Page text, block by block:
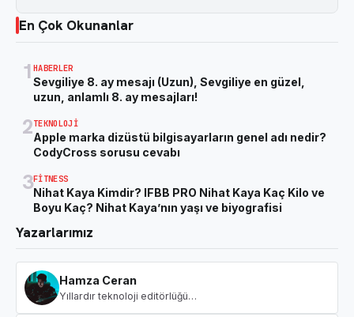
En Çok Okunanlar
1 HABERLER
Sevgiliye 8. ay mesajı (Uzun), Sevgiliye en güzel,
uzun, anlamlı 8. ay mesajları!
2TEKNOLOJI
Apple marka dizüstü bilgisayarların genel adı nedir?
CodyCross sorusu cevabı
3FITNESS
Nihat Kaya Kimdir? IFBB PRO Nihat Kaya Kaç Kilo ve
Boyu Kaç? Nihat Kaya’nın yaşı ve biyografisi
Yazarlarımız
Hamza Ceran
Yıllardır teknoloji editörlüğü…